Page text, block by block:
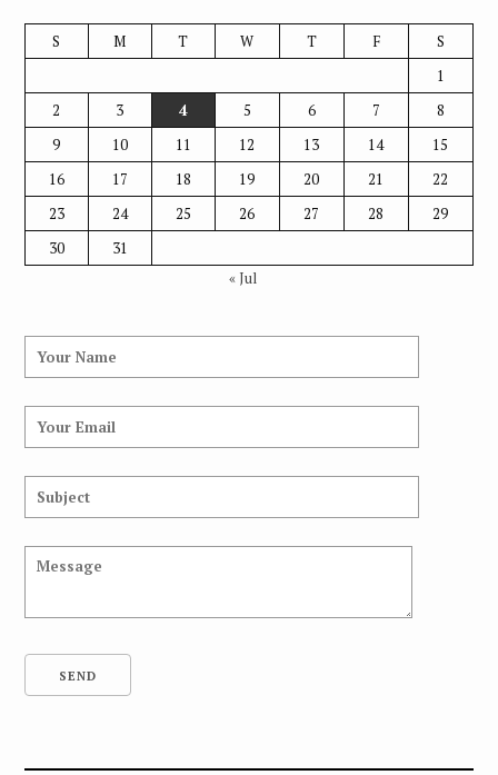
S M T W T F
S
1
2
3 4 5 6 7
8
9
10 11 12 13 14
15
16
17 18 19 20 21
22
23
24 25 26 27 28
29
30
31
« Jul